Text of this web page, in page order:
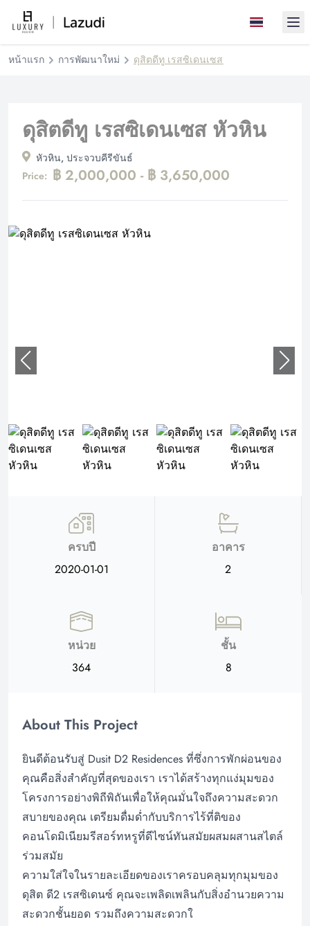
หน้าแรก การพัฒนาใหม่ ดุสิตดีทู เรสซิเดนเซส หัวหิน
ดุสิตดีทู เรสซิเดนเซส หัวหิน
หัวหิน, ประจวบคีรีขันธ์
Price: ฿ 2,000,000 - ฿ 3,650,000
ครบปี
2020-01-01
อาคาร
2
หน่วย
364
ชั้น
8
About This Project
ยินดีต้อนรับสู่ Dusit D2 Residences ที่ซึ่งการพักผ่อนของ
คุณคือสิ่งสำคัญที่สุดของเรา เราได้สร้างทุกแง่มุมของ
โครงการอย่างพิถีพิถันเพื่อให้คุณมั่นใจถึงความสะดวก
สบายของคุณ เตรียมดื่มด่ำกับบริการไร้ที่ติของ
คอนโดมิเนียมรีสอร์ทหรูที่ดีไซน์ทันสมัยผสมผสานสไตล์
ร่วมสมัย
ความใส่ใจในรายละเอียดของเราครอบคลุมทุกมุมของ
ดุสิต ดี2 เรสซิเดนซ์ คุณจะเพลิดเพลินกับสิ่งอำนวยความ
สะดวกชั้นยอด รวมถึงความสะดวกใ